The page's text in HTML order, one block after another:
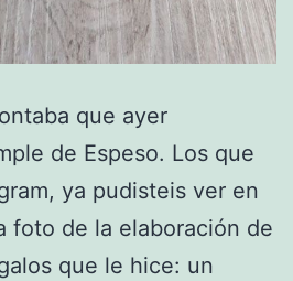
que ayer
de Espeso. Los que
ya pudisteis ver en
foto de la elaboración de
que le hice: un